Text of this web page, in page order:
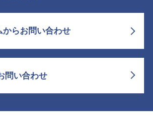
からお問い合わせ
問い合わせ